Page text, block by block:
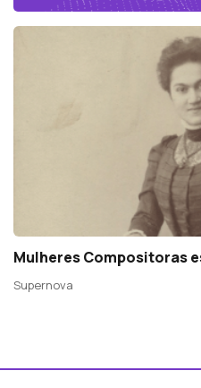
Mulheres Compositoras
Supernova